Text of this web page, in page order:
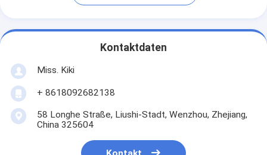
Kontaktdaten
Miss. Kiki
+ 8618092682138
58 Longhe Straße, Liushi-Stadt, Wenzhou, Zhejiang,
China 325604